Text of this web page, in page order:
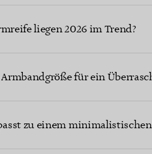
liegen 2026 im Trend?
für ein
zu einem